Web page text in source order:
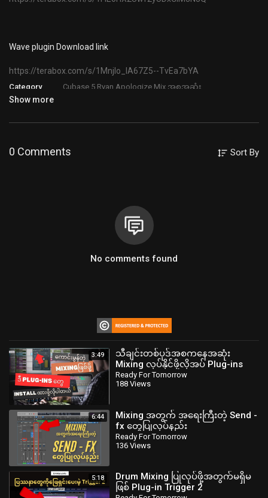
⁣Wave plugin Download link
https://terabox.com/s/1Mnjlo_IA67Z5--TvEa7bYA
Category Cubase 5 Ryan Apologize Mix အစအဆုံး
Show more
0 Comments Sort By
No comments found
3:49
သီချင်းတစ်ပုဒ်အစကနေအဆုံး
Mixing လုပ်နိုင်ဖို့လိုအပ် Plug-ins
များ readyfortomorrowmyanmar
Ready For Tomorrow
188 Views
6:44
Mixing အတွက် အရေးကြီးတဲ့ Send -
fx တွေပြုလုပ်နည်း
Ready For Tomorrow
136 Views
5:18
Drum Mixing ပြုလုပ်ဖို့အတွက်မရှိမ
ဖြစ် Plug-in Trigger 2